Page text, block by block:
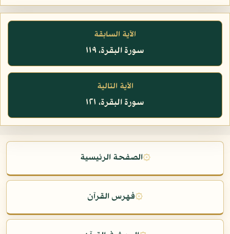
الآية السابقة
سورة البقرة، ١١٩
الآية التالية
سورة البقرة، ١٢١
۞الصفحة الرئيسية
۞فهرس القرآن